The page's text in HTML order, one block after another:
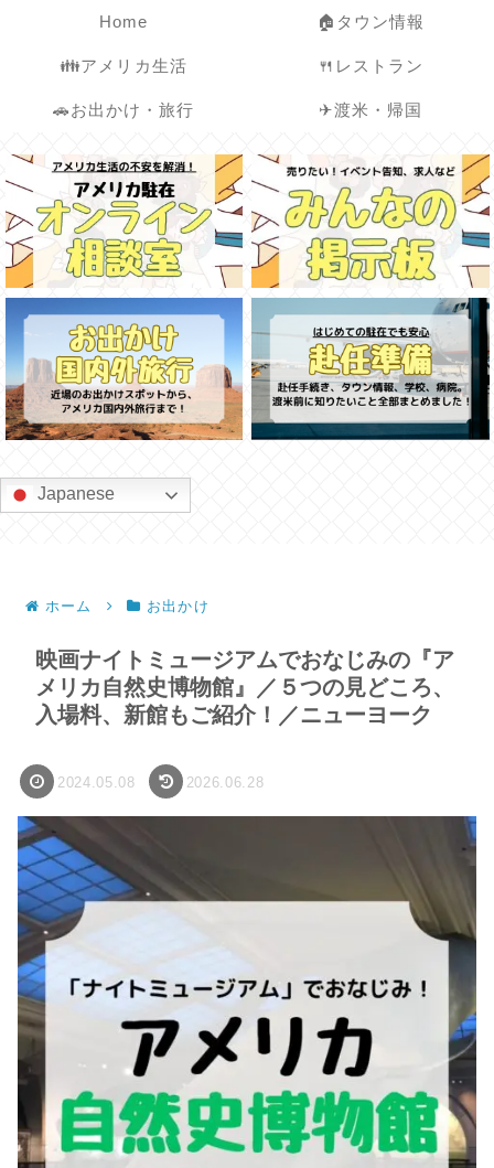
Home 🏠タウン情報
👪アメリカ生活 🍴レストラン
🚗お出かけ・旅行 ✈渡米・帰国
Japanese
ホーム お出かけ
映画ナイトミュージアムでおなじみの『ア
メリカ自然史博物館』／５つの見どころ、
入場料、新館もご紹介！／ニューヨーク
2024.05.08 2026.06.28